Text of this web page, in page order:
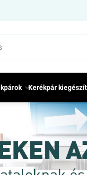
Kerékpár